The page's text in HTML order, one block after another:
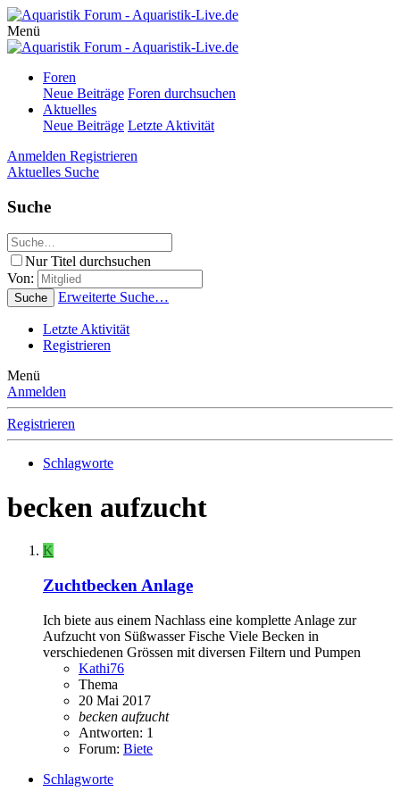
Menü
Foren
Neue Beiträge Foren durchsuchen
Aktuelles
Neue Beiträge Letzte Aktivität
Anmelden Registrieren
Aktuelles Suche
Suche
Nur Titel durchsuchen
Von:
Suche Erweiterte Suche…
Letzte Aktivität
Registrieren
Menü
Anmelden
Registrieren
Schlagworte
becken aufzucht
K
Zuchtbecken Anlage
Ich biete aus einem Nachlass eine komplette Anlage zur
Aufzucht von Süßwasser Fische Viele Becken in
verschiedenen Grössen mit diversen Filtern und Pumpen
Kathi76
Thema
20 Mai 2017
becken aufzucht
Antworten: 1
Forum: Biete
Schlagworte